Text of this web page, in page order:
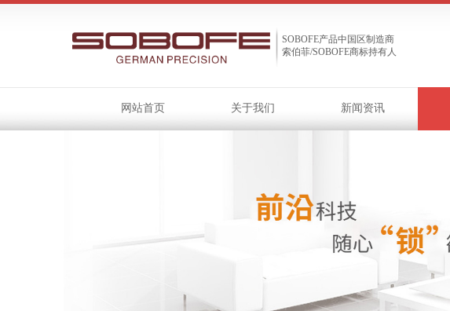
网站首页 关于我们 新闻资讯
SOBOFE产品中国区制造商
索伯菲/SOBOFE商标持有人